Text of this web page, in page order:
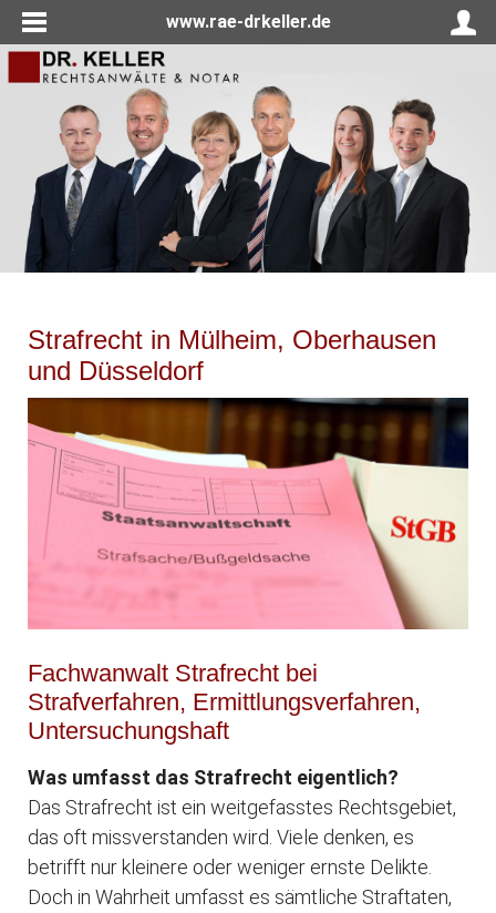
www.rae-drkeller.de
Strafrecht in Mülheim, Oberhausen
und Düsseldorf
Fachwanwalt Strafrecht bei
Strafverfahren, Ermittlungsverfahren,
Untersuchungshaft
Was umfasst das Strafrecht eigentlich?
Das Strafrecht ist ein weitgefasstes Rechtsgebiet,
das oft missverstanden wird. Viele denken, es
betrifft nur kleinere oder weniger ernste Delikte.
Doch in Wahrheit umfasst es sämtliche Straftaten,